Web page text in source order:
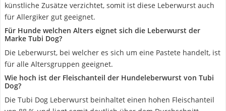
künstliche Zusätze verzichtet, somit ist diese Leberwurst auch
für Allergiker gut geeignet.
Für Hunde welchen Alters eignet sich die Leberwurst der
Marke Tubi Dog?
Die Leberwurst, bei welcher es sich um eine Pastete handelt, ist
für alle Altersgruppen geeignet.
Wie hoch ist der Fleischanteil der Hundeleberwurst von Tubi
Dog?
Die Tubi Dog Leberwurst beinhaltet einen hohen Fleischanteil